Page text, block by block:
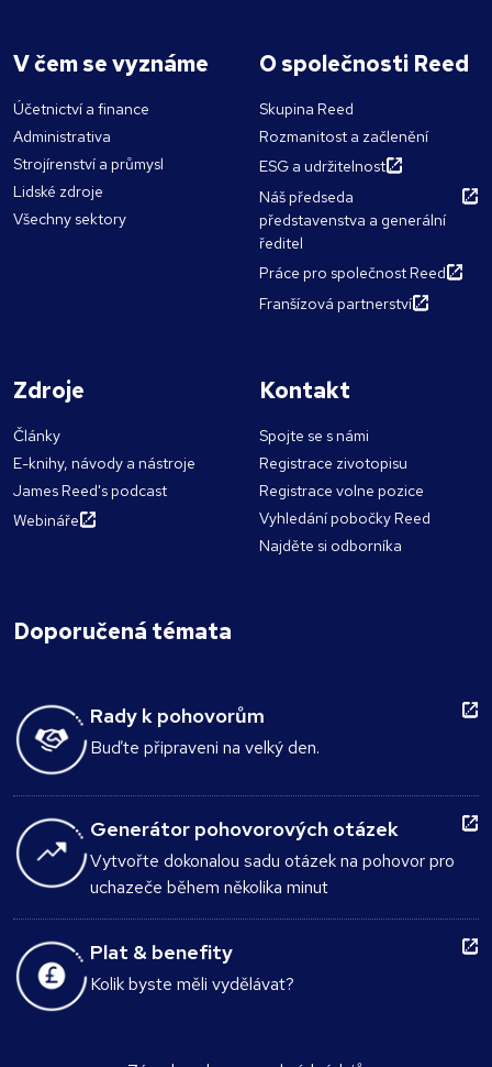
V čem se vyznáme
Účetnictví a finance
Administrativa
Strojírenství a průmysl
Lidské zdroje
Všechny sektory
O společnosti Reed
Skupina Reed
Rozmanitost a začlenění
ESG a udržitelnost
Náš předseda
představenstva a generální
ředitel
Práce pro společnost Reed
Franšízová partnerství
Zdroje
Články
E-knihy, návody a nástroje
James Reed's podcast
Webináře
Kontakt
Spojte se s námi
Registrace zivotopisu
Registrace volne pozice
Vyhledání pobočky Reed
Najděte si odborníka
Doporučená témata
Rady k pohovorům
Buďte připraveni na velký den.
Generátor pohovorových otázek
Vytvořte dokonalou sadu otázek na pohovor pro
uchazeče během několika minut
Plat & benefity
Kolik byste měli vydělávat?